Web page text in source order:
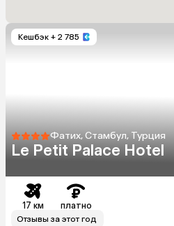
Кешбэк + 2 785
Фатих, Стамбул, Турция
Le Petit Palace Hotel
17 км платно
Отзывы за этот год